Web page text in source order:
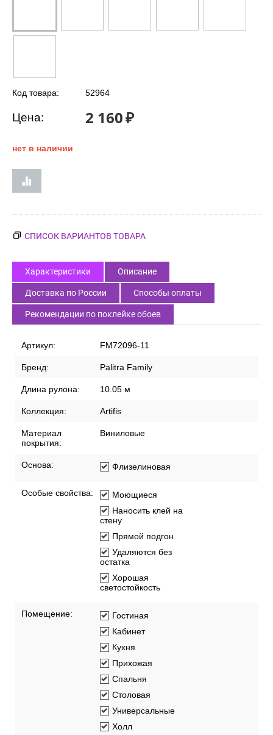
Код товара: 52964
Цена: 2 160₽
нет в наличии
СПИСОК ВАРИАНТОВ ТОВАРА
Характеристики Описание
Доставка по России Способы оплаты
Рекомендации по поклейке обоев
Артикул: FM72096-11
Бренд: Palitra Family
Длина рулона: 10.05 м
Коллекция: Artifis
Материал
покрытия:
Виниловые
Основа: Флизелиновая
Особые свойства:
Моющиеся
Наносить клей на
стену
Прямой подгон
Удаляются без
остатка
Хорошая
светостойкость
Помещение:
Гостиная
Кабинет
Кухня
Прихожая
Спальня
Столовая
Универсальные
Холл